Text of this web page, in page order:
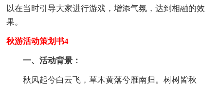
以在当时引导大家进行游戏，增添气氛，达到相融的效
果。
秋游活动策划书4
一、活动背景：
秋风起兮白云飞，草木黄落兮雁南归。树树皆秋